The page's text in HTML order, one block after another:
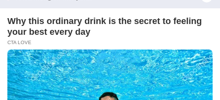
Email
Daftar
Tentang Katadata Advertising Karier
Pedoman Media Siber
Kebijakan Privasi
Disclaimer Hubungi Kami